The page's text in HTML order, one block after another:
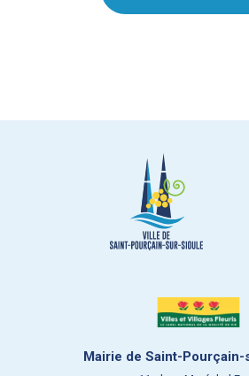
Mairie de Saint-Pourçain-